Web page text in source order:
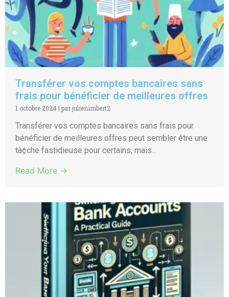
Transférer vos comptes bancaires sans
frais pour bénéficier de meilleures offres
1 octobre 2024 | par julienimbert2
Transférer vos comptes bancaires sans frais pour
bénéficier de meilleures offres peut sembler être une
tà¢che fastidieuse pour certains, mais...
Read More →